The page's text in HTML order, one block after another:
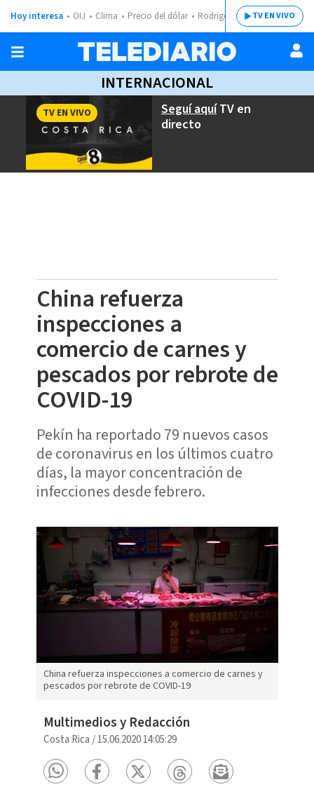
Hoy interesa OIJ Clima Precio del dólar Rodrigo ChavesTV EN VIVO
INTERNACIONAL
Seguí aquíTV en
directo
TV EN VIVO
China refuerza
inspecciones a
comercio de carnes y
pescados por rebrote de
COVID-19
Pekín ha reportado 79 nuevos casos
de coronavirus en los últimos cuatro
días, la mayor concentración de
infecciones desde febrero.
China refuerza inspecciones a comercio de carnes y
pescados por rebrote de COVID-19
Multimedios y Redacción
Costa Rica /15.06.2020 14:05:29